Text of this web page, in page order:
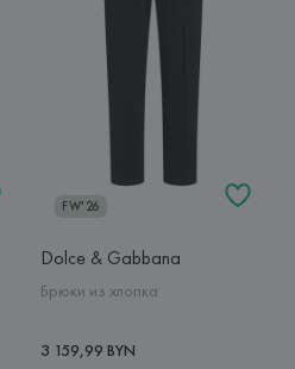
FW'26
Dolce & Gabbana
Брюки из хлопка
3 159,99 BYN